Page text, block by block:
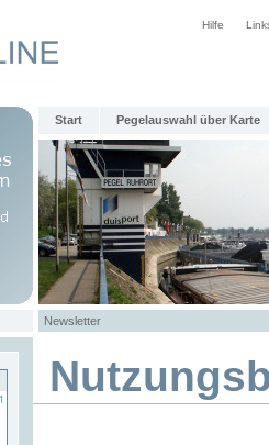
Hilfe
Start Pegelauswahl über Karte
Newsletter